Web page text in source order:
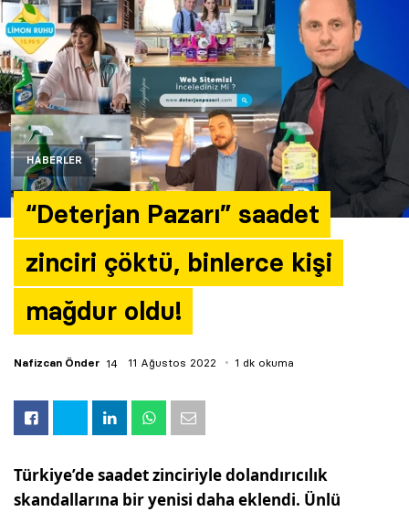
HABERLER
“Deterjan Pazarı” saadet
zinciri çöktü, binlerce kişi
mağdur oldu!
Nafizcan Önder 11 Ağustos 2022 1 dk okuma
Türkiye’de saadet zinciriyle dolandırıcılık
skandallarına bir yenisi daha eklendi. Ünlü